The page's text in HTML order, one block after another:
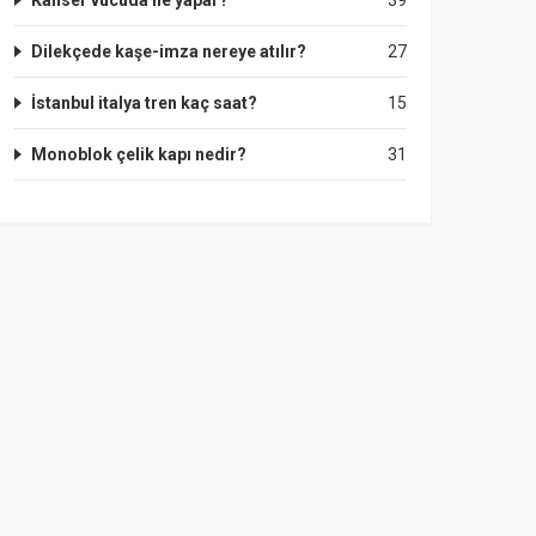
27
Dilekçede kaşe-imza nereye atılır?
15
İstanbul italya tren kaç saat?
31
Monoblok çelik kapı nedir?